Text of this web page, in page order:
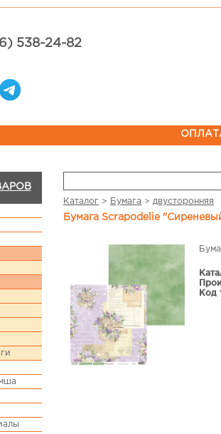
538-24-82
Каталог > Бумага > двусторонняя
Бумага Scrapodelie
Код